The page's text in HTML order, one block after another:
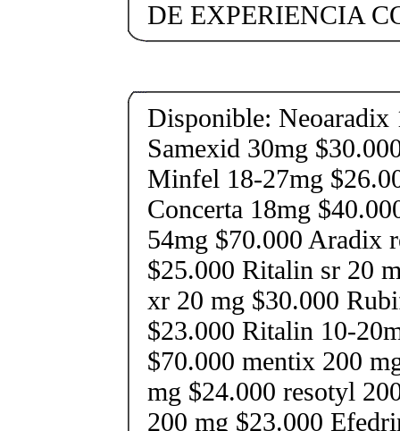
DE EXPERIENCIA
Disponible: Neoaradix
Samexid 30mg
Minfel 18-27mg
Concerta 18mg
54mg $70.000 Aradix
$25.000 Ritalin sr 20
xr 20 mg $30.000
$23.000 Ritalin 10-
$70.000 mentix 200
mg $24.000 resotyl
200 mg $23.000